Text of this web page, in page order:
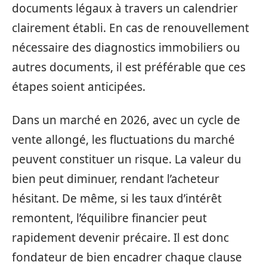
documents légaux à travers un calendrier
clairement établi. En cas de renouvellement
nécessaire des diagnostics immobiliers ou
autres documents, il est préférable que ces
étapes soient anticipées.
Dans un marché en 2026, avec un cycle de
vente allongé, les fluctuations du marché
peuvent constituer un risque. La valeur du
bien peut diminuer, rendant l’acheteur
hésitant. De même, si les taux d’intérêt
remontent, l’équilibre financier peut
rapidement devenir précaire. Il est donc
fondateur de bien encadrer chaque clause